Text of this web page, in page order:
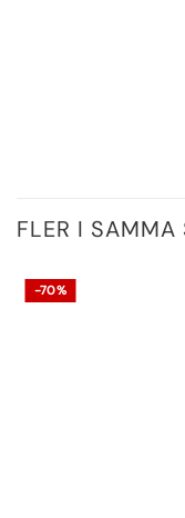
FLER I SAMMA
-70%